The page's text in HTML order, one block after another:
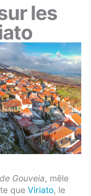
les
Gouveia, mêle
que Viriato, le